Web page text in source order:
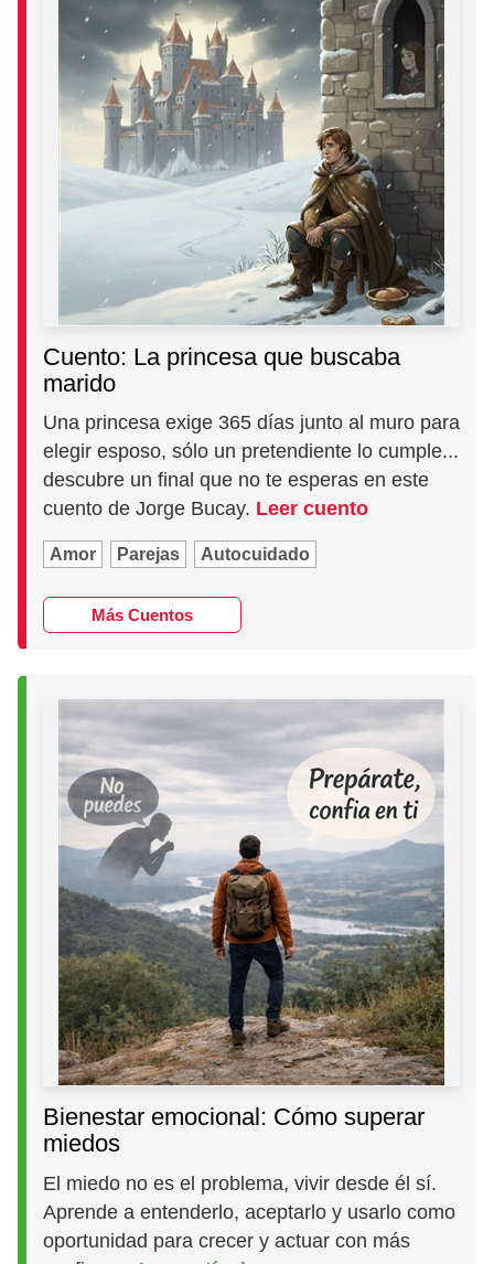
Cuento: La princesa que buscaba
marido
Una princesa exige 365 días junto al muro para
elegir esposo, sólo un pretendiente lo cumple...
descubre un final que no te esperas en este
cuento de Jorge Bucay. Leer cuento
Amor Parejas Autocuidado
Más Cuentos
Bienestar emocional: Cómo superar
miedos
El miedo no es el problema, vivir desde él sí.
Aprende a entenderlo, aceptarlo y usarlo como
oportunidad para crecer y actuar con más